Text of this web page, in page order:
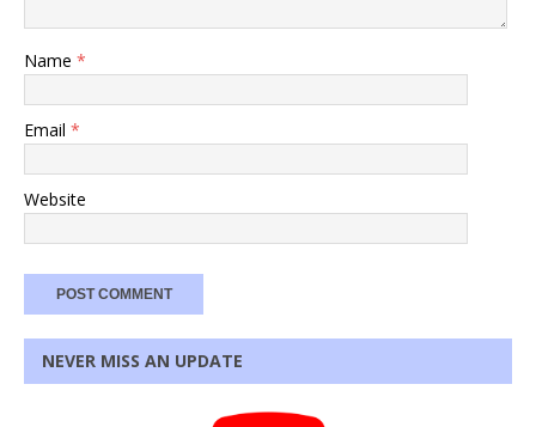
Name *
Email *
Website
NEVER MISS AN UPDATE